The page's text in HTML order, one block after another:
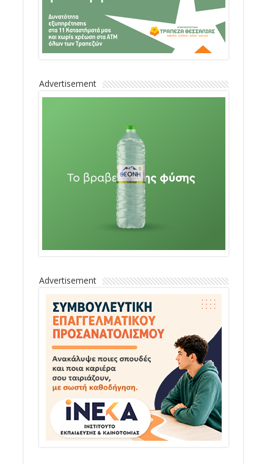
Advertisement
Advertisement